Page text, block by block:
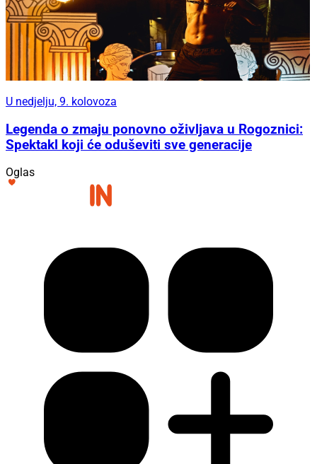
U nedjelju, 9. kolovoza
Legenda o zmaju ponovno oživljava u Rogoznici:
Spektakl koji će oduševiti sve generacije
Oglas